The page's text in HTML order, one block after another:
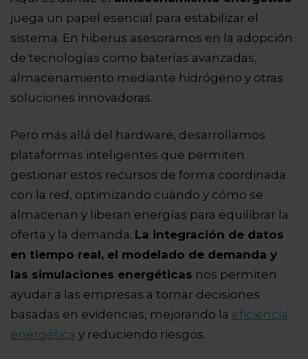
juega un papel esencial para estabilizar el
sistema. En hiberus asesoramos en la adopción
de tecnologías como baterías avanzadas,
almacenamiento mediante hidrógeno y otras
soluciones innovadoras.
Pero más allá del hardware, desarrollamos
plataformas inteligentes que permiten
gestionar estos recursos de forma coordinada
con la red, optimizando cuándo y cómo se
almacenan y liberan energías para equilibrar la
oferta y la demanda. La integración de datos
en tiempo real, el modelado de demanda y
las simulaciones energéticas nos permiten
ayudar a las empresas a tomar decisiones
basadas en evidencias, mejorando la eficiencia
energética y reduciendo riesgos.